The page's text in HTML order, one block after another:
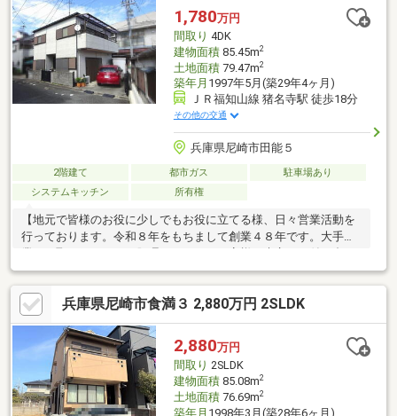
事スペース有。作業スペースや、お子様の勉強スペースとしてな
ど様々な用途に使えます。■外からの目線が気になりにくい窓配
置で、おしゃれな外観です！■北西角地で開放的な立地！
1,780万円
間取り 4DK
建物面積85.45m2
土地面積79.47m2
築年月 1997年5月(築29年4ヶ月)
ＪＲ福知山線 猪名寺駅 徒歩18分
その他の交通
兵庫県尼崎市田能５
2階建て 都市ガス
駐車場あり
システムキッチン
所有権
【地元で皆様のお役に少しでもお役に立てる様、日々営業活動を
行っております。令和８年をもちまして創業４８年です。大手企
出来ますことを常に心掛けてております。】
兵庫県尼崎市食満３ 2,880万円 2SLDK
2,880万円
間取り 2SLDK
建物面積85.08m2
土地面積76.69m2
築年月 1998年3月(築28年6ヶ月)